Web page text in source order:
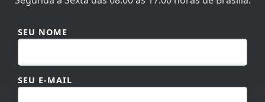
SEU NOME
SEU E-MAIL